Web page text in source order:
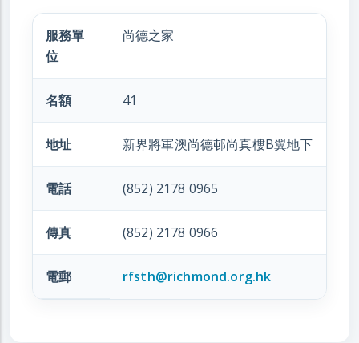
服務單
位
尚德之家
名額 41
地址 新界將軍澳尚德邨尚真樓B翼地下
電話 (852) 2178 0965
傳真 (852) 2178 0966
電郵 rfsth@richmond.org.hk